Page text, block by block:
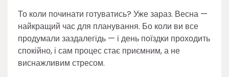
То коли починати готуватись? Уже зараз. Весна —
найкращий час для планування. Бо коли ви все
продумали заздалегідь — і день поїздки проходить
спокійно, і сам процес стає приємним, а не
виснажливим стресом.